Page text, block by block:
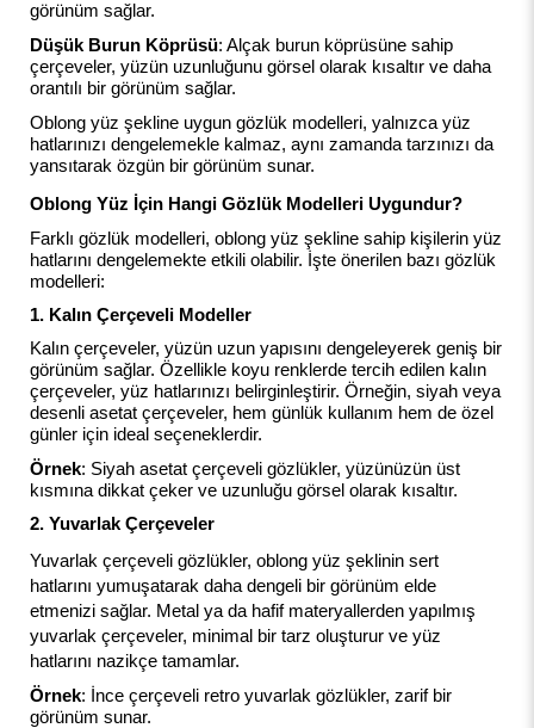
görünüm sağlar.
Düşük Burun Köprüsü: Alçak burun köprüsüne sahip
çerçeveler, yüzün uzunluğunu görsel olarak kısaltır ve daha
orantılı bir görünüm sağlar.
Oblong yüz şekline uygun gözlük modelleri, yalnızca yüz
hatlarınızı dengelemekle kalmaz, aynı zamanda tarzınızı da
yansıtarak özgün bir görünüm sunar.
Oblong Yüz İçin Hangi Gözlük Modelleri Uygundur?
Farklı gözlük modelleri, oblong yüz şekline sahip kişilerin yüz
hatlarını dengelemekte etkili olabilir. İşte önerilen bazı gözlük
modelleri:
1. Kalın Çerçeveli Modeller
Kalın çerçeveler, yüzün uzun yapısını dengeleyerek geniş bir
görünüm sağlar. Özellikle koyu renklerde tercih edilen kalın
çerçeveler, yüz hatlarınızı belirginleştirir. Örneğin, siyah veya
desenli asetat çerçeveler, hem günlük kullanım hem de özel
günler için ideal seçeneklerdir.
Örnek: Siyah asetat çerçeveli gözlükler, yüzünüzün üst
kısmına dikkat çeker ve uzunluğu görsel olarak kısaltır.
2. Yuvarlak Çerçeveler
Yuvarlak çerçeveli gözlükler, oblong yüz şeklinin sert
hatlarını yumuşatarak daha dengeli bir görünüm elde
etmenizi sağlar. Metal ya da hafif materyallerden yapılmış
yuvarlak çerçeveler, minimal bir tarz oluşturur ve yüz
hatlarını nazikçe tamamlar.
Örnek: İnce çerçeveli retro yuvarlak gözlükler, zarif bir
görünüm sunar.